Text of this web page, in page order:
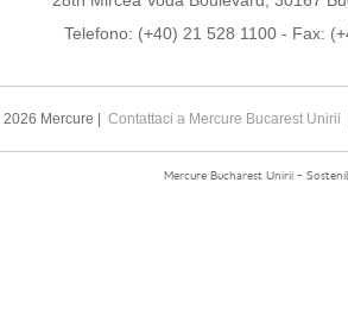
Telefono: (+40) 21 528 1100- Fax:
Mercure | Contattaci a Mercure Bucarest Unirii
Mercure Bucharest Unirii -